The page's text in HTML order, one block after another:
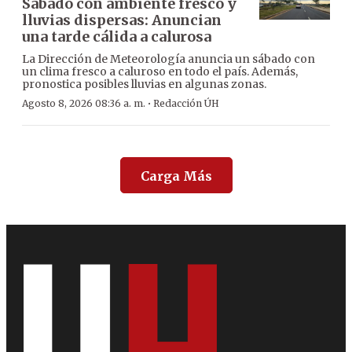
Sábado con ambiente fresco y
lluvias dispersas: Anuncian
una tarde cálida a calurosa
La Dirección de Meteorología anuncia un sábado con
un clima fresco a caluroso en todo el país. Además,
pronostica posibles lluvias en algunas zonas.
Agosto 8, 2026 08:36 a. m. · Redacción ÚH
Carga Más